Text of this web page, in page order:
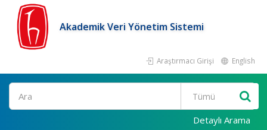
Akademik Veri Yönetim Sistemi
Araştırmacı Girişi English
Ara
Detaylı Arama